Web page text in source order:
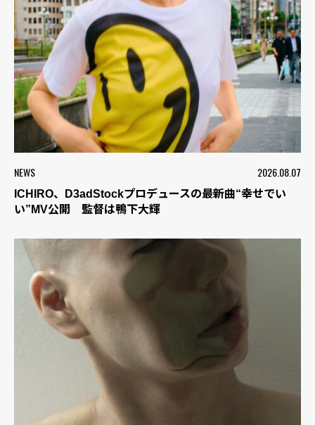
NEWS 2026.08.07
ICHIRO、D3adStockプロデュースの最新曲“幸せでい
い”MV公開 監督は鴨下大輝